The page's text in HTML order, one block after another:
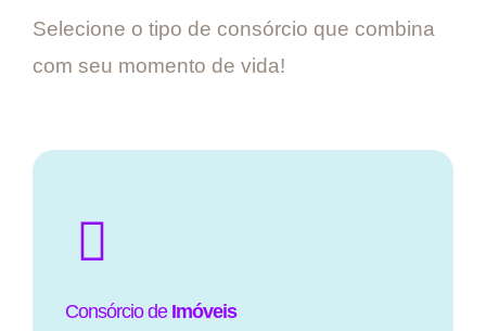
Selecione o tipo de consórcio que combina
com seu momento de vida!
Consórcio de Imóveis